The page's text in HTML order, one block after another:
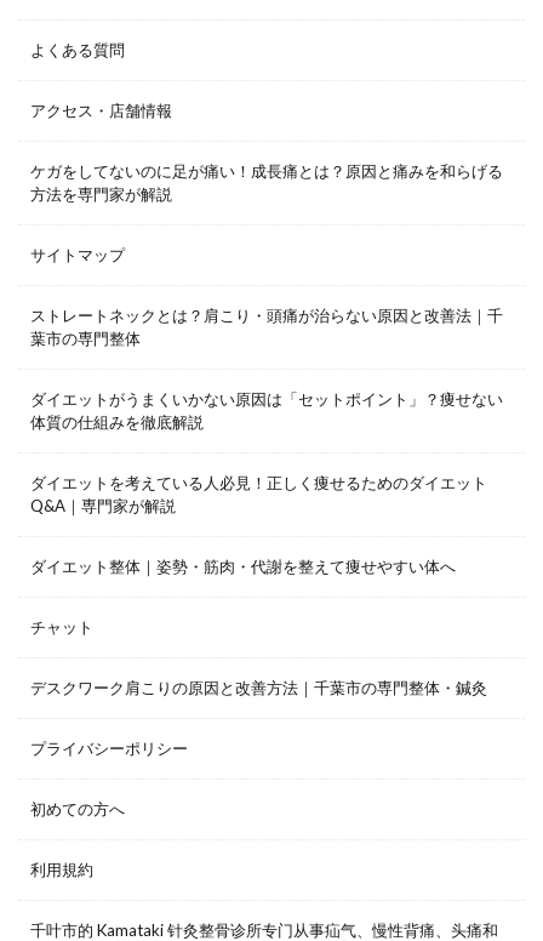
よくある質問
アクセス・店舗情報
ケガをしてないのに足が痛い！成長痛とは？原因と痛みを和らげる
方法を専門家が解説
サイトマップ
ストレートネックとは？肩こり・頭痛が治らない原因と改善法｜千
葉市の専門整体
ダイエットがうまくいかない原因は「セットポイント」？痩せない
体質の仕組みを徹底解説
ダイエットを考えている人必見！正しく痩せるためのダイエット
Q&A｜専門家が解説
ダイエット整体｜姿勢・筋肉・代謝を整えて痩せやすい体へ
チャット
デスクワーク肩こりの原因と改善方法｜千葉市の専門整体・鍼灸
プライバシーポリシー
初めての方へ
利用規約
千叶市的 Kamataki 针灸整骨诊所专门从事疝气、慢性背痛、头痛和